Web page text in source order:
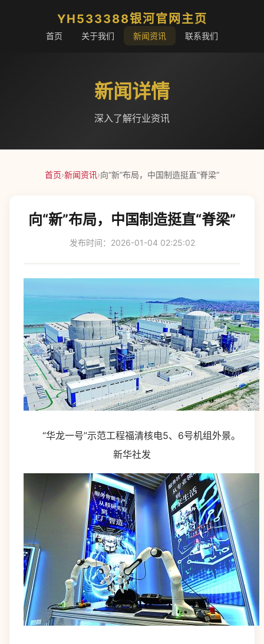
YH533388银河官网主页
首页 关于我们 新闻资讯 联系我们
新闻详情
深入了解行业资讯
首页›新闻资讯›向“新”布局，中国制造挺直“脊梁”
向“新”布局，中国制造挺直“脊梁”
发布时间：2026-01-04 02:25:02
“华龙一号”示范工程福清核电5、6号机组外景。
新华社发